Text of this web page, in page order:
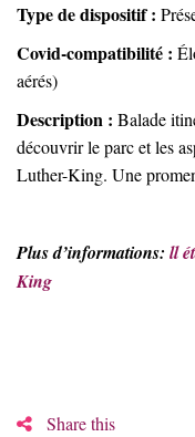
Type de dispositif :
Covid-compatibilité :
aérés)
Description : Balade
découvrir le parc et les
Luther-King. Une
Plus d’informations: ll
King
Share this